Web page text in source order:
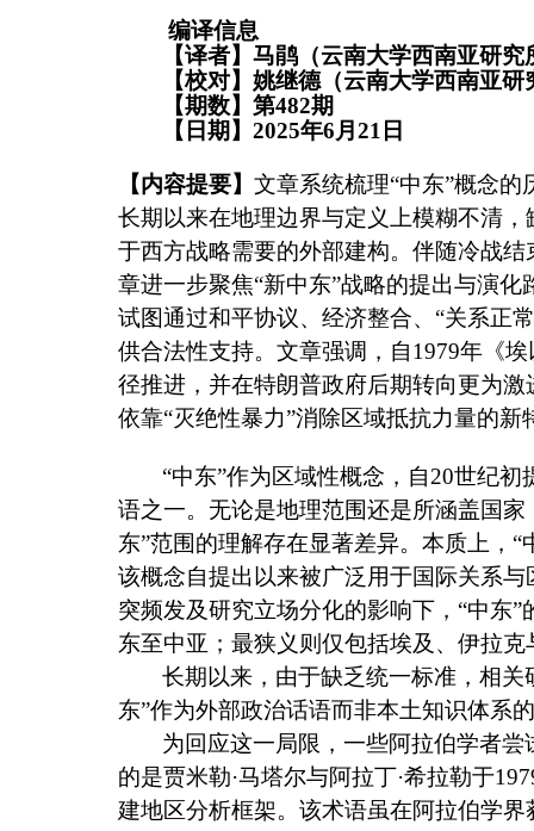
编译信息
【译者】马鹃（云南大学西南亚研
【校对】姚继德（云南大学西南亚
【期数】第482期
【日期】 2025年6月 21 日
【内容提要】 文章系统梳理“中东”概念的
长期以来在地理边界与定义上模糊不清
于西方战略需要的外部建构。伴随冷战
章进一步聚焦“新中东”战略的提出与演化
试图通过和平协议、经济整合、 “关系正
供合法性支持。文章强调， 自1979年《埃
径推进，并在特朗普政府后期转向更为
依靠“灭绝性暴力”消除区域抵抗力量的新
“中东”作为区域性概念，自20世纪初
语之一。无论是地理范围还是所涵盖国
东”范围的理解存在显著差异。本质上，
该概念自提出以来被广泛用于国际关系
突频发及研究立场分化的影响下，“中东
东至中亚；最狭义则仅包括埃及、伊拉
长期以来，由于缺乏统一标准，相
东”作为外部政治话语而非本土知识体系
为回应这一局限，一些阿拉伯学者
的是贾米勒·马塔尔与阿拉丁·希拉勒于
建地区分析框架。该术语虽在阿拉伯学